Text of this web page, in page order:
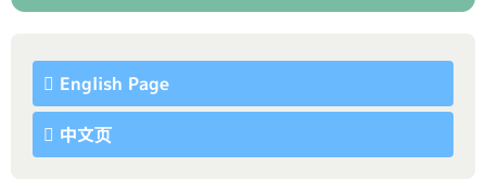
English Page
中文页